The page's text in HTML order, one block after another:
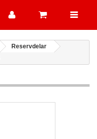
Reservdelar